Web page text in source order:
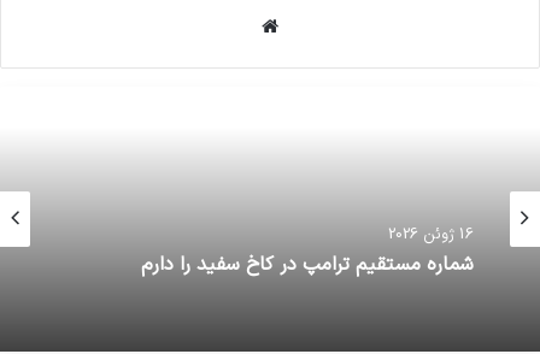
16 ژوئن 2026
شماره مستقیم ترامپ در کاخ سفید را دارم